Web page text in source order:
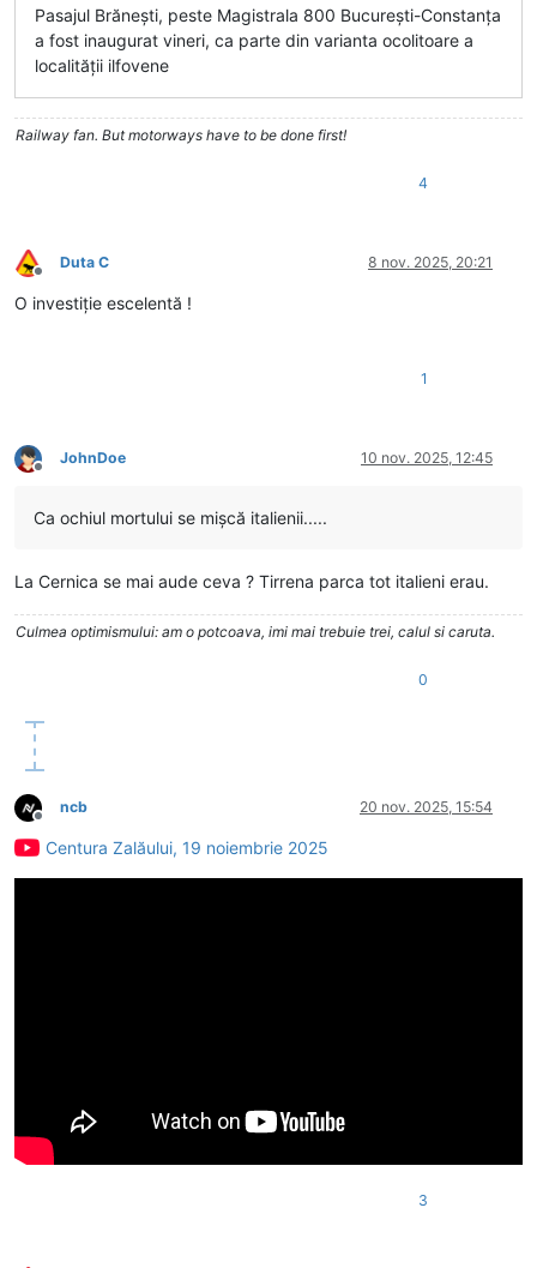
Pasajul Brănești, peste Magistrala 800 București-Constanța
a fost inaugurat vineri, ca parte din varianta ocolitoare a
localității ilfovene
Railway fan. But motorways have to be done first!
4
Deconectat
Duta C 8 nov. 2025, 20:21
O investiție escelentă !
1
Deconectat
JohnDoe 10 nov. 2025, 12:45
Ca ochiul mortului se mișcă italienii.....
La Cernica se mai aude ceva ? Tirrena parca tot italieni erau.
Culmea optimismului: am o potcoava, imi mai trebuie trei, calul si caruta.
0
Deconectat
ncb 20 nov. 2025, 15:54
Centura Zalăului, 19 noiembrie 2025
3